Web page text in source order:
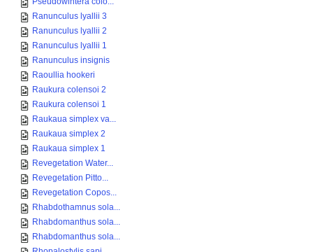
Ranunculus lyallii 3
Ranunculus lyallii 2
Ranunculus lyallii 1
Ranunculus insignis
Raoullia hookeri
Raukura colensoi 2
Raukura colensoi 1
Raukaua simplex va...
Raukaua simplex 2
Raukaua simplex 1
Revegetation Water...
Revegetation Pitto...
Revegetation Copos...
Rhabdothamnus sola...
Rhabdomanthus sola...
Rhabdomanthus sola...